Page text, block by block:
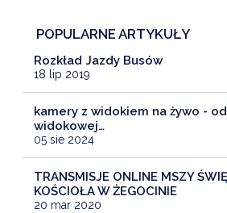
POPULARNE ARTYKUŁY
Rozkład Jazdy Busów
18 lip 2019
kamery z widokiem na żywo -
widokowej…
05 sie 2024
TRANSMISJE ONLINE MSZY
KOŚCIOŁA W ŻEGOCINIE
20 mar 2020